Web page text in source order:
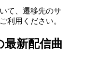
て、遷移先のサ
利用ください。
新配信曲